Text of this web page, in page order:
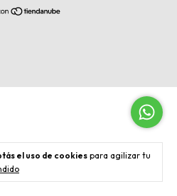
el uso de cookiespara agilizar tu